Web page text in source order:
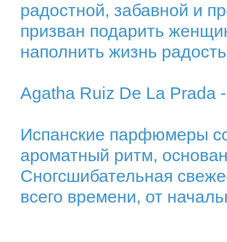
радостной, забавной и
призван подарить
наполнить жизнь
Agatha Ruiz De La Prada
Испанские парфюмеры
ароматный ритм,
Сногсшибательная
всего времени, от